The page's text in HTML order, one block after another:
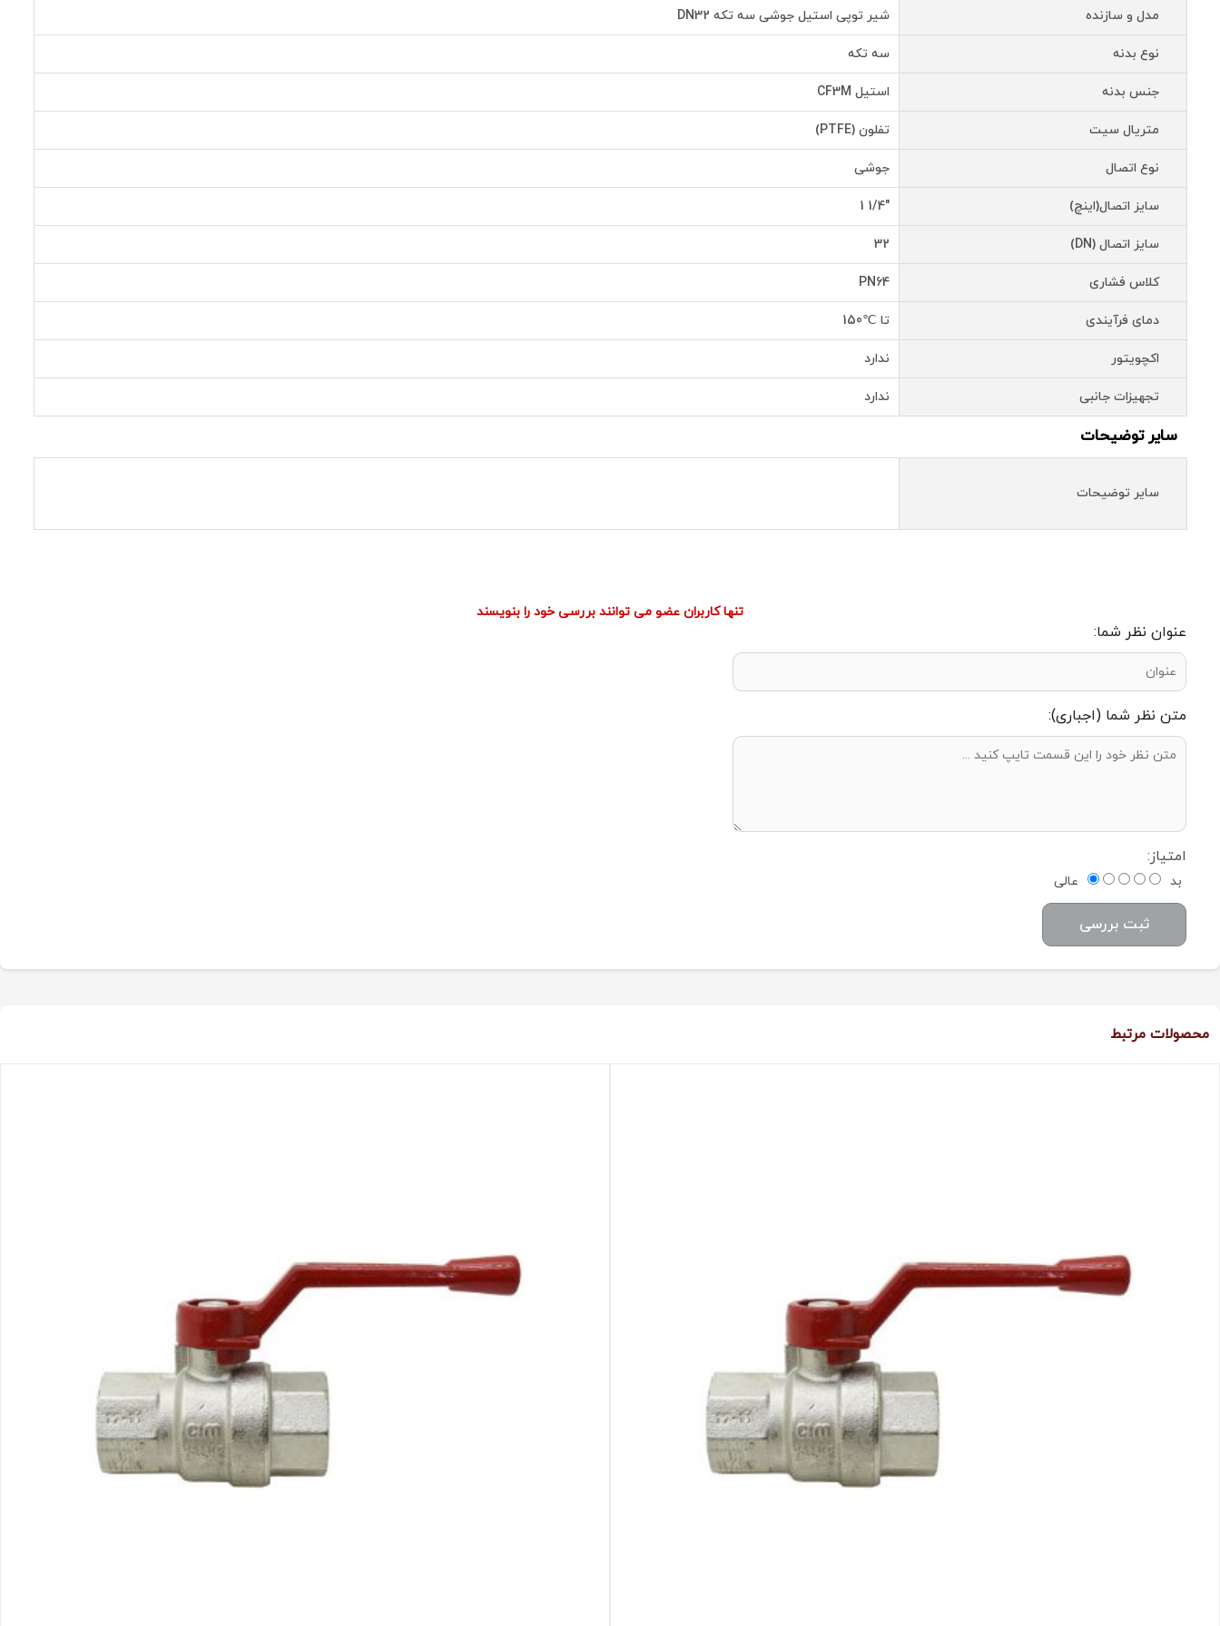
مدل و سازنده شیر توپی استیل جوشی سه تکه DN32
نوع بدنه سه تکه
جنس بدنه استیل CF3M
متریال سیت تفلون (PTFE)
نوع اتصال جوشی
سایز اتصال(اینچ) "1/4 1
سایز اتصال (DN) 32
کلاس فشاری PN64
دمای فرآیندی تا ℃150
اکچویتور ندارد
تجهیزات جانبی ندارد
سایر توضیحات
سایر توضیحات
تنها کاربران عضو می توانند بررسی خود را بنویسند
عنوان نظر شما:
متن نظر شما (اجباری):
امتیاز:
بد عالی
ثبت بررسی
محصولات مرتبط